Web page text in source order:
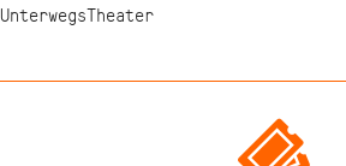
UnterwegsTheater